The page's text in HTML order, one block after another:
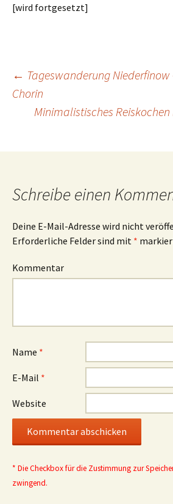
[wird fortgesetzt]
Beitrags-
Navigation
← Tageswanderung
Chorin
Minimalistisches
Schreibe einen
Deine E-Mail-Adresse wird nicht
Erforderliche Felder sind mit *
Kommentar
Name *
E-Mail *
Website
* Die Checkbox für die Zustimmung zur
zwingend.